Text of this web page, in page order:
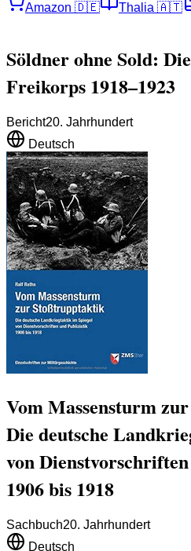
Amazon 🇩🇪 Thalia 🇦🇹
Söldner ohne Sold:
Freikorps 1918–1923
Bericht20. Jahrhundert
Deutsch
Vom Massensturm
Die deutsche
von
1906 bis 1918
Sachbuch20. Jahrhundert
Deutsch